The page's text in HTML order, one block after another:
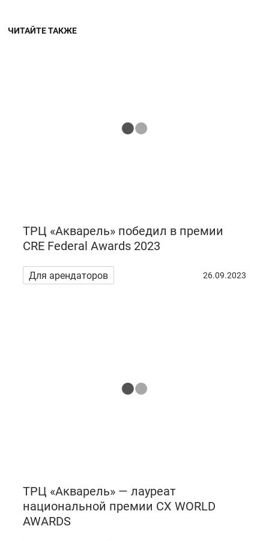
ЧИТАЙТЕ ТАКЖЕ
ТРЦ «Акварель» победил в премии
CRE Federal Awards 2023
Для арендаторов 26.09.2023
ТРЦ «Акварель» — лауреат
национальной премии СХ WORLD
AWARDS